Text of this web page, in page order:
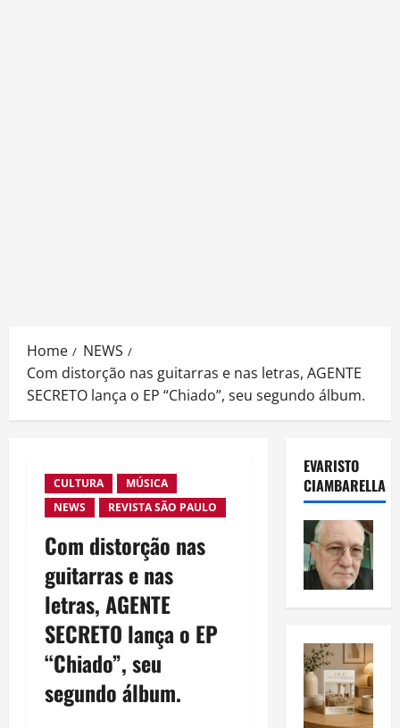
Home
NEWS
Com distorção nas guitarras e nas letras, AGENTE
SECRETO lança o EP “Chiado”, seu segundo álbum.
CULTURA
MÚSICA
NEWS
REVISTA SÃO PAULO
Com distorção nas
guitarras e nas
letras, AGENTE
SECRETO lança o EP
“Chiado”, seu
segundo álbum.
EVARISTO
CIAMBARELLA